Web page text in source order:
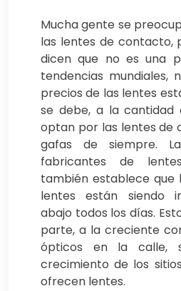
Mucha gente se
las lentes de contacto,
dicen que no es una
tendencias mundiales,
precios de las lentes
se debe, a la cantidad
optan por las lentes de
gafas de siempre.
fabricantes de
también establece que
lentes están siendo
abajo todos los días.
parte, a la creciente
ópticos en la calle,
crecimiento de los
ofrecen lentes.